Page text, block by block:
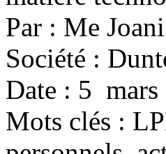
Par : Me
Société :
Date : 5
Mots clés :